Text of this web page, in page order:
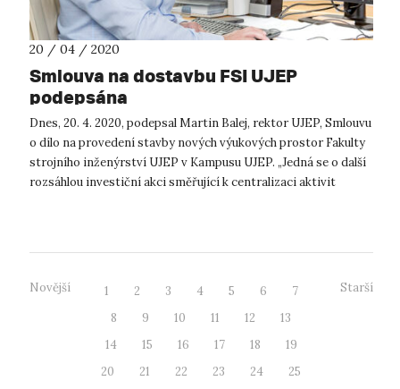
20 / 04 / 2020
Smlouva na dostavbu FSI UJEP
podepsána
Dnes, 20. 4. 2020, podepsal Martin Balej, rektor UJEP, Smlouvu
o dílo na provedení stavby nových výukových prostor Fakulty
strojního inženýrství UJEP v Kampusu UJEP. „Jedná se o další
rozsáhlou investiční akci směřující k centralizaci aktivit
Novější 1 2 3 4 5 6
7
8
9 10 11 12
13
14
15 16 17 18
19
20
21 22 23 24
25
Starší